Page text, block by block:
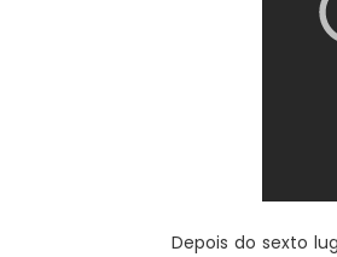
Depois do sexto